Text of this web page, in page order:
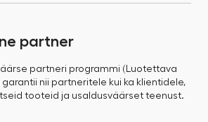
partner
partneri programmi (Luotettava
nii partneritele kui ka klientidele,
tooteid ja usaldusväärset teenust.